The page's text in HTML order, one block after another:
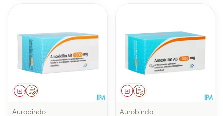
Op voorschrift
Geneesmiddel
Aurobindo
Op voorschrift
Geneesmiddel
Aurobindo